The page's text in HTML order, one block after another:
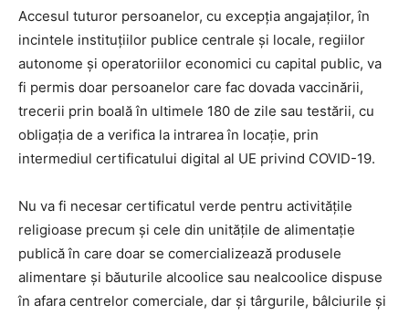
Accesul tuturor persoanelor, cu excepția angajaților, în
incintele instituțiilor publice centrale și locale, regiilor
autonome și operatoriilor economici cu capital public, va
fi permis doar persoanelor care fac dovada vaccinării,
trecerii prin boală în ultimele 180 de zile sau testării, cu
obligația de a verifica la intrarea în locație, prin
intermediul certificatului digital al UE privind COVID-19.
Nu va fi necesar certificatul verde pentru activitățile
religioase precum și cele din unitățile de alimentație
publică în care doar se comercializează produsele
alimentare și băuturile alcoolice sau nealcoolice dispuse
în afara centrelor comerciale, dar și târgurile, bâlciurile și